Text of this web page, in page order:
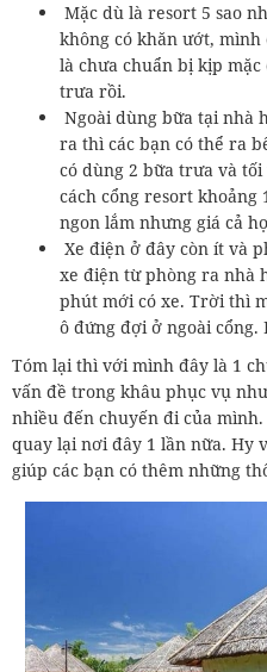
Mặc dù là resort 5 sao
không có khăn ướt,
là chưa chuẩn bị kịp
trưa rồi.
Ngoài dùng bữa tại nhà
ra thì các bạn có thể ra
có dùng 2 bữa trưa và tối
cách cổng resort khoảng
ngon lắm nhưng giá cả
Xe điện ở đây còn ít và
xe điện từ phòng ra nhà
phút mới có xe. Trời thì
ô đứng đợi ở ngoài cổng.
Tóm lại thì với mình đây là 1
vấn đề trong khâu phục vụ
nhiều đến chuyến đi của
quay lại nơi đây 1 lần nữa. Hy
giúp các bạn có thêm những